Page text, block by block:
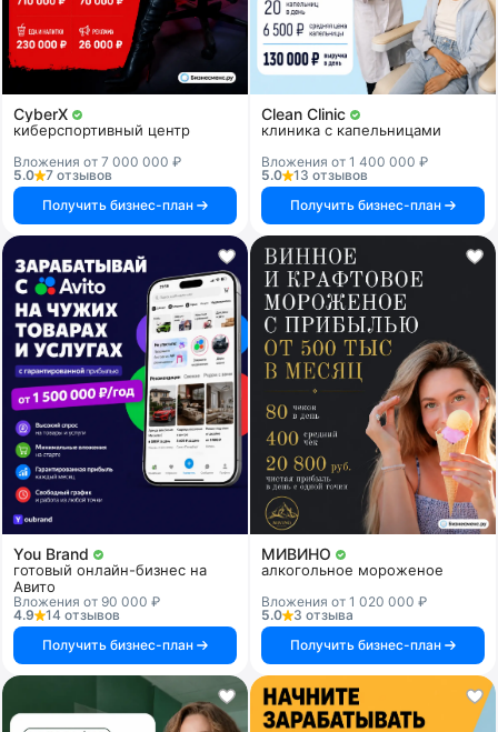
CyberX
киберспортивный центр
Вложения от 7 000 000 ₽
5.0
7 отзывов
Получить бизнес-план
Clean Clinic
клиника с капельницами
Вложения от 1 400 000 ₽
5.0
13 отзывов
Получить бизнес-план
You Brand
готовый онлайн-бизнес на
Авито
Вложения от 90 000 ₽
4.9
14 отзывов
Получить бизнес-план
МИВИНО
алкогольное мороженое
Вложения от 1 020 000 ₽
5.0
3 отзыва
Получить бизнес-план